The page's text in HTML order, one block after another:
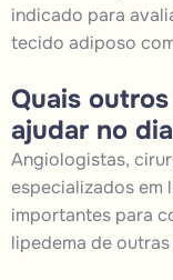
indicado para
tecido adiposo
Quais
ajudar no
Angiologistas,
especializados
importantes para
lipedema de